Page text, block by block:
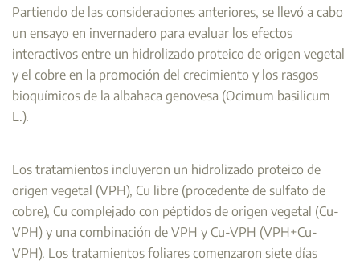
Partiendo de las consideraciones anteriores, se llevó a cabo
un ensayo en invernadero para evaluar los efectos
interactivos entre un hidrolizado proteico de origen vegetal
y el cobre en la promoción del crecimiento y los rasgos
bioquímicos de la albahaca genovesa (Ocimum basilicum
L.).
Los tratamientos incluyeron un hidrolizado proteico de
origen vegetal (VPH), Cu libre (procedente de sulfato de
cobre), Cu complejado con péptidos de origen vegetal (Cu-
VPH) y una combinación de VPH y Cu-VPH (VPH+Cu-
VPH). Los tratamientos foliares comenzaron siete días